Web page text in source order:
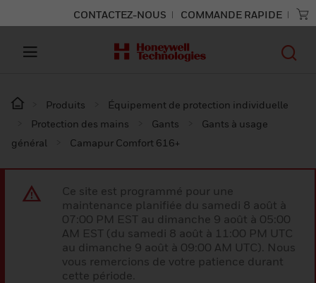
CONTACTEZ-NOUS COMMANDE RAPIDE
Produits
Équipement de protection individuelle
Protection des mains
Gants
Gants à usage
général
Camapur Comfort 616+
Ce site est programmé pour une
maintenance planifiée du samedi 8 août à
07:00 PM EST au dimanche 9 août à 05:00
AM EST (du samedi 8 août à 11:00 PM UTC
au dimanche 9 août à 09:00 AM UTC). Nous
vous remercions de votre patience durant
cette période.